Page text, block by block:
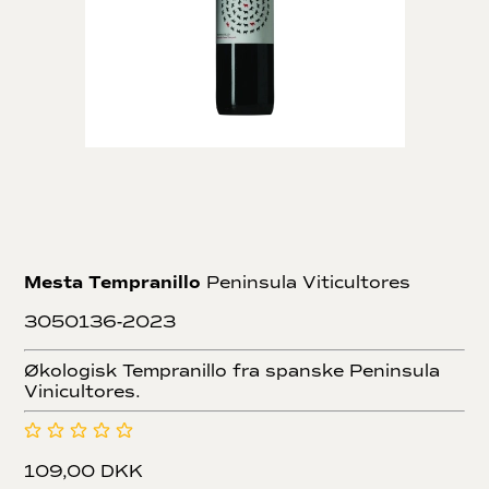
Mesta Tempranillo Peninsula Viticultores
3050136-2023
Økologisk Tempranillo fra spanske Peninsula
Vinicultores.
109,00 DKK